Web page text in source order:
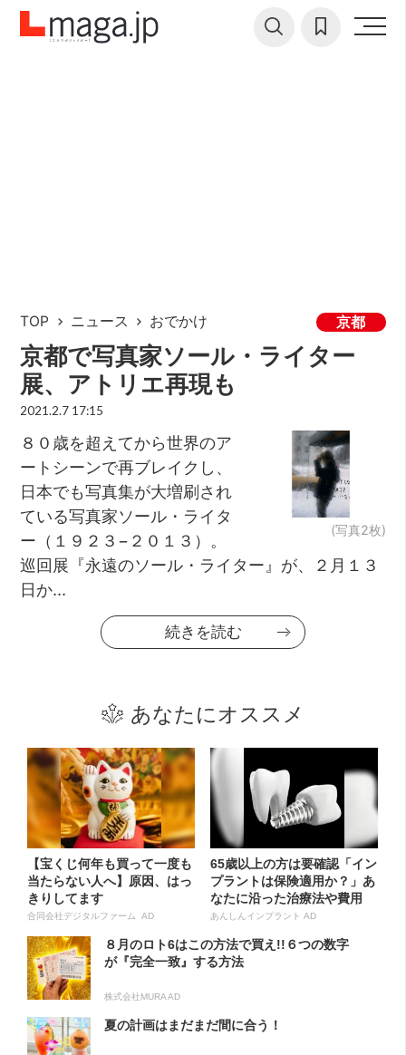
TOP ニュース おでかけ 京都
京都で写真家ソール・ライター
展、アトリエ再現も
2021.2.7 17:15
(写真2枚)
８０歳を超えてから世界のア
ートシーンで再ブレイクし、
日本でも写真集が大増刷され
ている写真家ソール・ライタ
ー（１９２３−２０１３）。
巡回展『永遠のソール・ライター』が、２月１３
日か...
続きを読む
あなたにオススメ
【宝くじ何年も買って一度も
当たらない人へ】原因、はっ
きりしてます
合同会社デジタルファーム AD
65歳以上の方は要確認「イン
プラントは保険適用か？」あ
なたに沿った治療法や費用
を...
あんしんインプラント AD
８月のロト6はこの方法で買え!!６つの数字
が『完全一致』する方法
株式会社MURA AD
夏の計画はまだまだ間に合う！